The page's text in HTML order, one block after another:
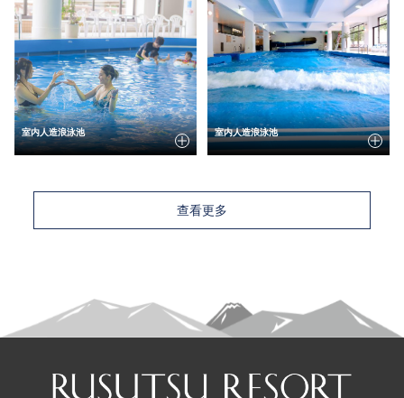
室内人造浪泳池 室内人造浪泳池
查看更多